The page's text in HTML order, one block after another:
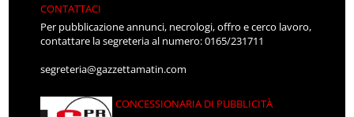
CONTATTACI
Per pubblicazione annunci, necrologi, offro e cerco lavoro,
contattare la segreteria al numero: 0165/231711
segreteria@gazzettamatin.com
CONCESSIONARIA DI PUBBLICITÀ